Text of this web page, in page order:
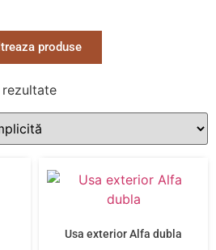
produse
Usa exterior Alfa dubla